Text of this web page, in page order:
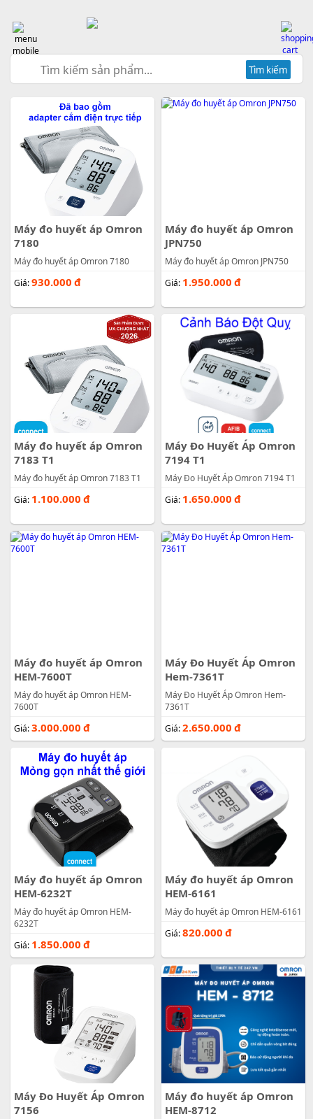
Tìm kiếm
Máy đo huyết áp Omron
7180
Máy đo huyết áp Omron 7180
Giá:930.000 đ
Máy đo huyết áp Omron
JPN750
Máy đo huyết áp Omron JPN750
Giá: 1.950.000 đ
Máy đo huyết áp Omron
7183 T1
Máy đo huyết áp Omron 7183 T1
Giá: 1.100.000 đ
Máy Đo Huyết Áp Omron
7194 T1
Máy Đo Huyết Áp Omron 7194 T1
Giá: 1.650.000 đ
Máy đo huyết áp Omron
HEM-7600T
Máy đo huyết áp Omron HEM-
7600T
Giá:3.000.000 đ
Máy Đo Huyết Áp Omron
Hem-7361T
Máy Đo Huyết Áp Omron Hem-
7361T
Giá:2.650.000 đ
Máy đo huyết áp Omron
HEM-6232T
Máy đo huyết áp Omron HEM-
6232T
Giá: 1.850.000 đ
Máy đo huyết áp Omron
HEM-6161
Máy đo huyết áp Omron HEM-6161
Giá:820.000 đ
Máy Đo Huyết Áp Omron
7156
Máy đo huyết áp Omron
HEM-8712